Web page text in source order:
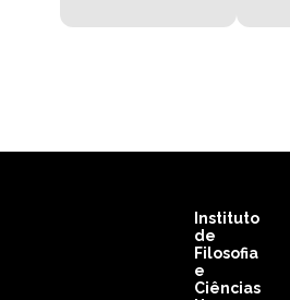
Instituto
de
Filosofia
e
Ciências